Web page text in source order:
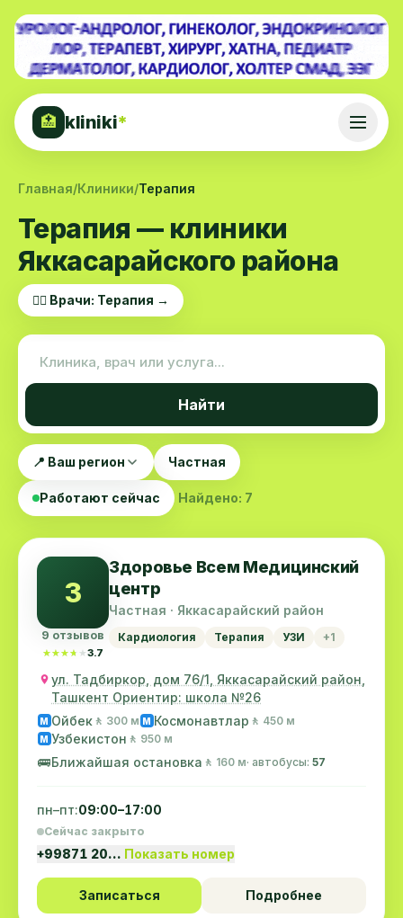
🏥 kliniki*
Главная/Клиники/Терапия
Терапия — клиники
Яккасарайского района
👨‍⚕️ Врачи: Терапия →
Найти
📍 Ваш регион Частная
Работают сейчас Найдено: 7
З
9 отзывов
★★★★★
★★★★★3.7
Здоровье Всем Медицинский
центр
Частная · Яккасарайский район
Кардиология Терапия УЗИ +1
ул. Тадбиркор, дом 76/1, Яккасарайский район,
Ташкент Ориентир: школа №26
M Ойбек 🚶 300 м M Космонавтлар 🚶 450 м
M Узбекистон 🚶 950 м
🚌Ближайшая остановка 🚶 160 м· автобусы: 57
пн–пт:09:00–17:00
Сейчас закрыто
+99871 20… Показать номер
Записаться Подробнее